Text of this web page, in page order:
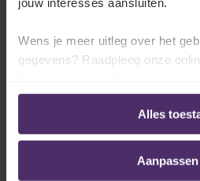
Wens je meer uitleg over het
gegevens? Raadpleeg onze
Alles
Aanpassen
Lees meer